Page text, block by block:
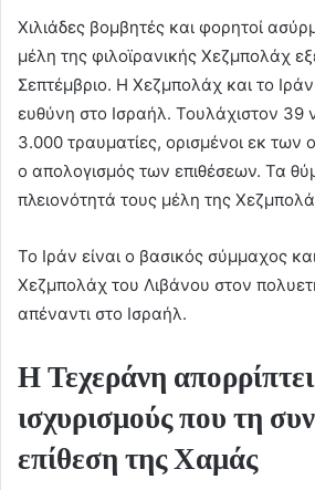
Χιλιάδες βομβητές και φορητοί
μέλη της φιλοϊρανικής Χεζμπολάχ
Σεπτέμβριο. Η Χεζμπολάχ και το
ευθύνη στο Ισραήλ. Τουλάχιστον 39
3.000 τραυματίες, ορισμένοι εκ
ο απολογισμός των επιθέσεων. Τα
πλειονότητά τους μέλη της
Το Ιράν είναι ο βασικός σύμμαχος
Χεζμπολάχ του Λιβάνου στον
απέναντι στο Ισραήλ.
Η Τεχεράνη
ισχυρισμούς που τη
επίθεση της Χαμάς